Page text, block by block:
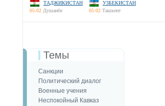
ТАДЖИКИСТАН
05:02 Душанбе
УЗБЕКИСТАН
05:02 Ташкент
Темы
Санкции
Политический диалог
Военные учения
Неспокойный Кавказ